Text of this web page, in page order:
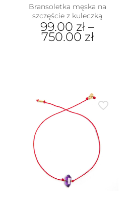
Bransoletka męska na
szczęście z kuleczką
99.00 zł –
750.00 zł
Opcje
można
wybrać
produktu